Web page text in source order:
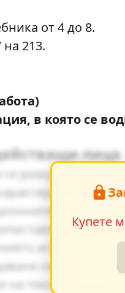
от 4 до 8.
на 213.
в която се
лица
се разкриват
-
ценности
играе важна
на
на текста
Купете